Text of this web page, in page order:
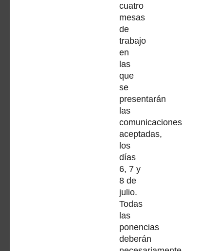
cuatro
mesas
de
trabajo
en
las
que
se
presentarán
las
comunicaciones
aceptadas,
los
días
6, 7 y
8 de
julio.
Todas
las
ponencias
deberán